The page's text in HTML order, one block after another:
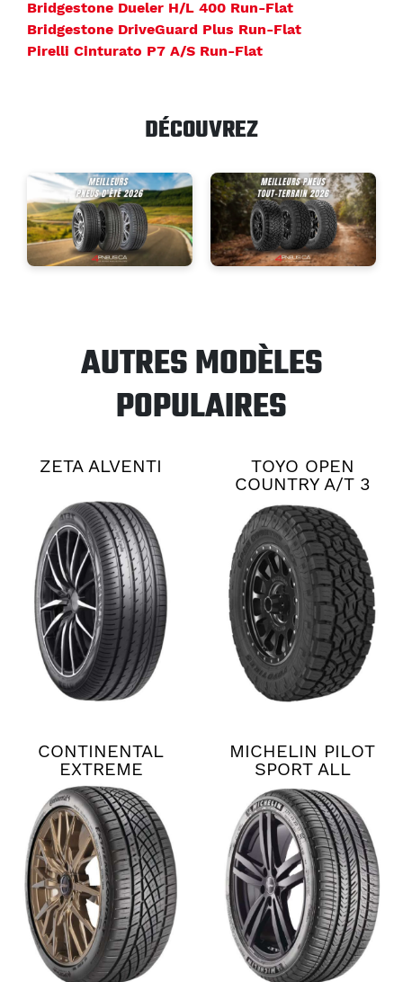
Bridgestone Dueler H/L 400 Run-Flat
Bridgestone DriveGuard Plus Run-Flat
Pirelli Cinturato P7 A/S Run-Flat
DÉCOUVREZ
AUTRES MODÈLES
POPULAIRES
ZETA ALVENTI
TOYO OPEN
COUNTRY A/T 3
CONTINENTAL
EXTREME
CONTACT DWS06
PLUS
MICHELIN PILOT
SPORT ALL
SEASON 4